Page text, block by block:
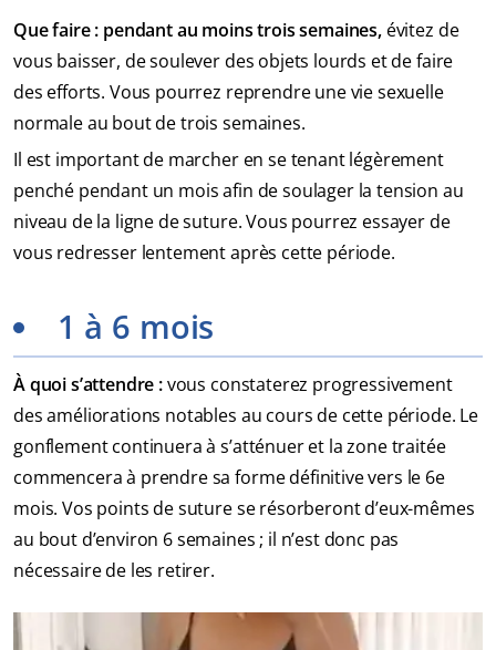
Que faire : pendant au moins trois semaines, évitez de
vous baisser, de soulever des objets lourds et de faire
des efforts. Vous pourrez reprendre une vie sexuelle
normale au bout de trois semaines.
Il est important de marcher en se tenant légèrement
penché pendant un mois afin de soulager la tension au
niveau de la ligne de suture. Vous pourrez essayer de
vous redresser lentement après cette période.
1 à 6 mois
À quoi s’attendre :vous constaterez progressivement
des améliorations notables au cours de cette période. Le
gonflement continuera à s’atténuer et la zone traitée
commencera à prendre sa forme définitive vers le 6e
mois. Vos points de suture se résorberont d’eux-mêmes
au bout d’environ 6 semaines ; il n’est donc pas
nécessaire de les retirer.